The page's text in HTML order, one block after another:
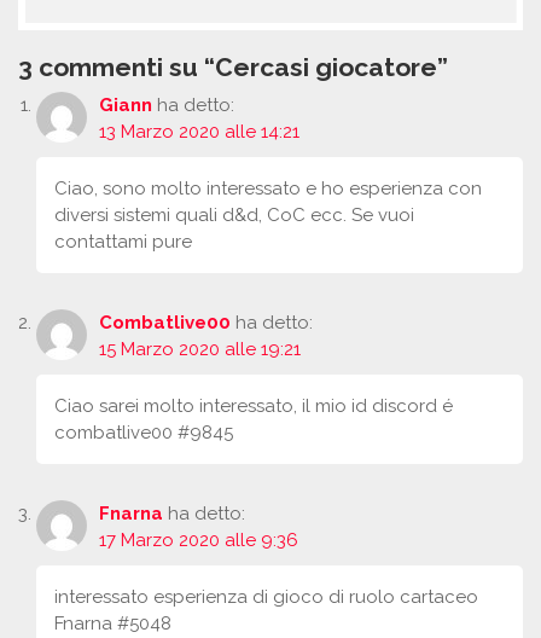
3 commenti su “Cercasi giocatore”
Giann ha detto:
13 Marzo 2020 alle 14:21
Ciao, sono molto interessato e ho esperienza con
diversi sistemi quali d&d, CoC ecc. Se vuoi
contattami pure
Combatlive00 ha detto:
15 Marzo 2020 alle 19:21
Ciao sarei molto interessato, il mio id discord é
combatlive00 #9845
Fnarna ha detto:
17 Marzo 2020 alle 9:36
interessato esperienza di gioco di ruolo cartaceo
Fnarna #5048